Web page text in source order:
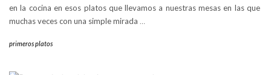
en la cocina en esos platos que llevamos a nuestras mesas en las que
muchas veces con una simple mirada …
primeros platos